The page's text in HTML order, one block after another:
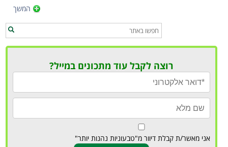
המשך
רוצה לקבל עוד מתכונים במייל?
אני מאשר/ת קבלת דיוור מ"טבעוניות נהנות יותר"